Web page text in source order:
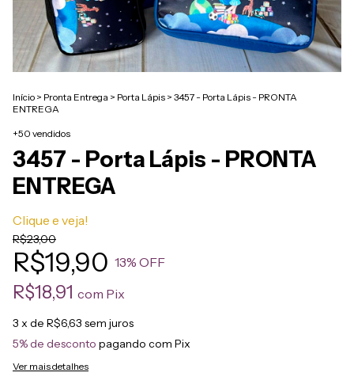
Início > Pronta Entrega > Porta Lápis > 3457 - Porta Lápis - PRONTA
ENTREGA
+50 vendidos
3457 - Porta Lápis - PRONTA
ENTREGA
Clique e veja!
R$23,00
R$19,90 13% OFF
R$18,91 com Pix
3 x de R$6,63 sem juros
5% de desconto pagando com Pix
Ver mais detalhes